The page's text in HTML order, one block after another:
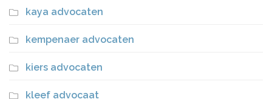
kaya advocaten
kempenaer advocaten
kiers advocaten
kleef advocaat